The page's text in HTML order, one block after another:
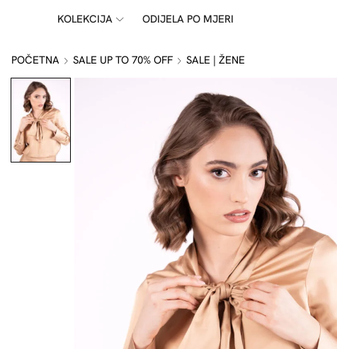
KOLEKCIJA ODIJELA PO MJERI
POČETNA SALE UP TO 70% OFF SALE | ŽENE